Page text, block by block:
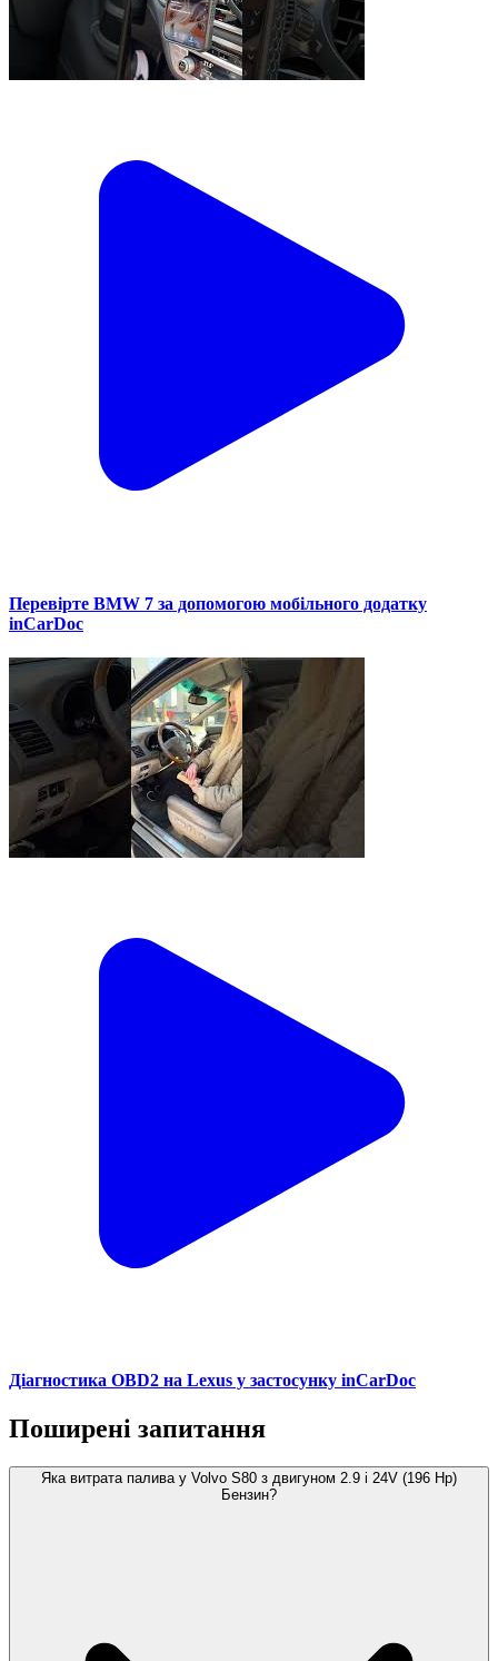
Перевірте BMW 7 за допомогою мобільного додатку
inCarDoc
Діагностика OBD2 на Lexus у застосунку inCarDoc
Поширені запитання
Яка витрата палива у Volvo S80 з двигуном 2.9 i 24V (196 Hp)
Бензин?